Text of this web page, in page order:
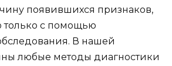
появившихся признаков,
только с помощью
В нашей
любые методы диагностики